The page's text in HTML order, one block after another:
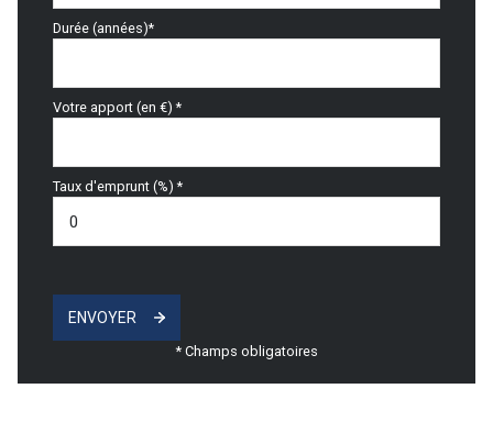
Durée (années)*
Votre apport (en €) *
Taux d'emprunt (%) *
ENVOYER
* Champs obligatoires